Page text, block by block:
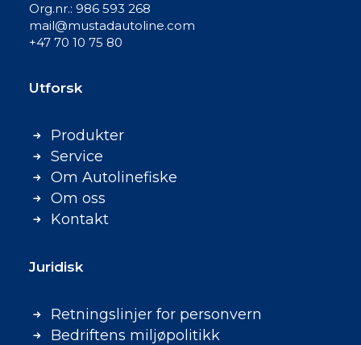
Org.nr.: 986 593 268
mail@mustadautoline.com
+47 70 10 75 80
Utforsk
Produkter
Service
Om Autolinefiske
Om oss
Kontakt
Juridisk
Retningslinjer for personvern
Bedriftens miljøpolitikk